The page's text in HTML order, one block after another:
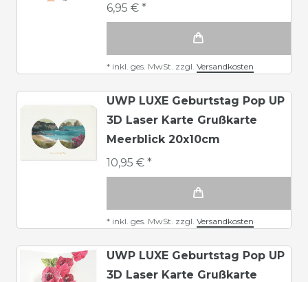
6,95 € *
* inkl. ges. MwSt. zzgl. Versandkosten
UWP LUXE Geburtstag Pop UP
3D Laser Karte Grußkarte
Meerblick 20x10cm
10,95 € *
* inkl. ges. MwSt. zzgl. Versandkosten
UWP LUXE Geburtstag Pop UP
3D Laser Karte Grußkarte